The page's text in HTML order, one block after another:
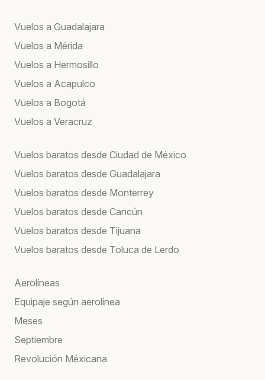
Vuelos a Guadalajara
Vuelos a Mérida
Vuelos a Hermosillo
Vuelos a Acapulco
Vuelos a Bogotá
Vuelos a Veracruz
Vuelos baratos desde Ciudad de México
Vuelos baratos desde Guadalajara
Vuelos baratos desde Monterrey
Vuelos baratos desde Cancún
Vuelos baratos desde Tijuana
Vuelos baratos desde Toluca de Lerdo
Aerolíneas
Equipaje según aerolínea
Meses
Septiembre
Revolución Méxicana